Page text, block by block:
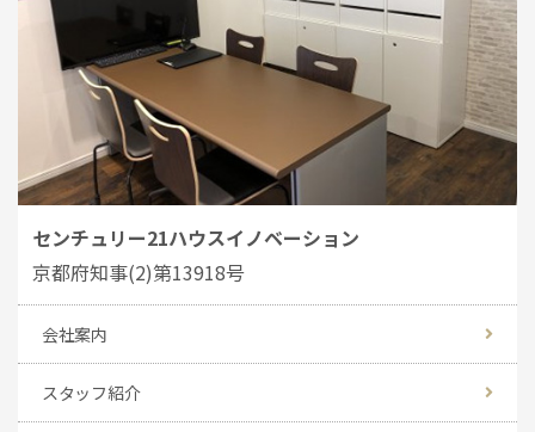
センチュリー21ハウスイノベーション
京都府知事(2)第13918号
会社案内
スタッフ紹介